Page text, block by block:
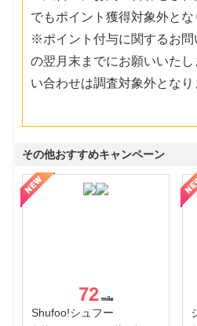
でもポイント獲得対象外とな
※ポイント付与に関するお問
の翌月末までにお願いいた
い合わせは調査対象外となり
その他おすすめキャンペーン
72
Shufoo!シュフー